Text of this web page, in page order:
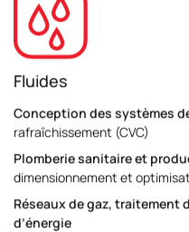
Fluides
Conception des systèmes
rafraîchissement (CVC)
Plomberie sanitaire et
dimensionnement et
Réseaux de gaz, traitement
d’énergie